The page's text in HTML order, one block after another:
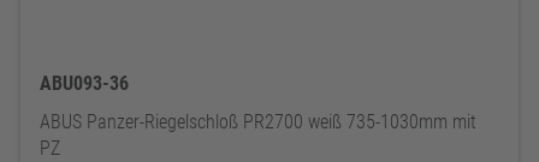
ABU093-36
ABUS Panzer-Riegelschloß PR2700 weiß 735-1030mm mit
PZ